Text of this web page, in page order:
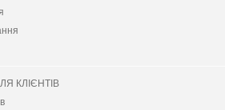
КЛІЄНТІВ